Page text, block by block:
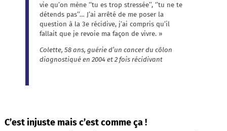
vie qu’on mène ‘’tu es trop stressée’’, ‘’tu ne te
détends pas’’… J’ai arrêté de me poser la
question à la 3e récidive, j’ai compris qu’il
fallait que je revoie ma façon de vivre. »
Colette, 58 ans, guérie d’un cancer du côlon
diagnostiqué en 2004 et 2 fois récidivant
C’est injuste mais c’est comme ça !